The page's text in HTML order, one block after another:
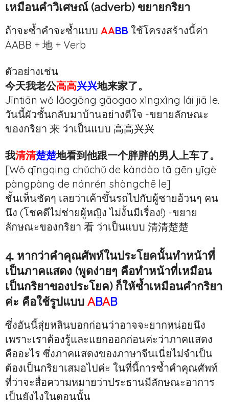
เหมือนคำวิเศษณ์ (adverb) ขยายกริยา
ถ้าจะซ้ำคำจะซ้ำแบบ AABB ใช้โครงสร้างนี้ค่า
AABB + 地 + Verb
ตัวอย่างเช่น
今天我老公高高兴兴地来家了。
Jīntiān wǒ lǎogōng gāogao xìngxìng lái jiā le.
วันนี้ผัวชั้นกลับมาบ้านอย่างดีใจ -ขยายลักษณะ
ของกริยา 来 ว่าเป็นแบบ 高高兴兴
我清清楚楚地看到他跟一个胖胖的男人上车了。
[Wǒ qīngqing chǔchǔ de kàndào tā gēn yīgè
pàngpàng de nánrén shàngchē le]
ชั้นเห็นชัดๆ เลยว่าเค้าขึ้นรถไปกับผู้ชายอ้วนๆ คน
นึง (โชคดีไม่ช่ายผู้หญิง ไม่งั้นมีเรื่อง!) -ขยาย
ลักษณะของกริยา 看 ว่าเป็นแบบ 清清楚楚
4. หากว่าคำคุณศัพท์ในประโยคนั้นทำหน้าที่
เป็นภาคแสดง (พูดง่ายๆ คือทำหน้าที่เหมือน
เป็นกริยาของประโยค) ก็ให้ซ้ำเหมือนคำกริยา
ค่ะ คือใช้รูปแบบ ABAB
ซึ่งอันนี้สุ่ยหลินบอกก่อนว่าอาจจะยากหน่อยนึง
เพราะเราต้องรู้และแยกออกก่อนค่ะว่าภาคแสดง
คืออะไร ซึ่งภาคแสดงของภาษาจีนเนี่ยไม่จำเป็น
ต้องเป็นกริยาเสมอไปค่ะ ในที่นี้การซ้ำคำคุณศัพท์
ที่ว่าจะสื่อความหมายว่าประธานมีลักษณะอาการ
เป็นยังไงในตอนนั้น